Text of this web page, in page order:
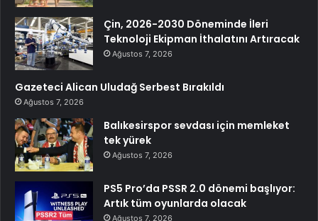
Çin, 2026-2030 Döneminde İleri
Teknoloji Ekipman İthalatını Artıracak
Ağustos 7, 2026
Gazeteci Alican Uludağ Serbest Bırakıldı
Ağustos 7, 2026
Balıkesirspor sevdası için memleket
tek yürek
Ağustos 7, 2026
PS5 Pro’da PSSR 2.0 dönemi başlıyor:
Artık tüm oyunlarda olacak
Ağustos 7, 2026